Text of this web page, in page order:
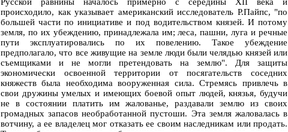
происходило, как указывает американский исследователь Р.Пайпс, "по
большей части по инициативе и под водительством князей. И потому
земля, по их убеждению, принадлежала им; леса, пашни, луга и речные
пути эксплуатировались по их повелению. Такое убеждение
предполагало, что все живущие на земле люди были челядью князей или
съемщиками и не могли претендовать на землю". Для защиты
экономически освоенной территории от посягательств соседних
княжеств была необходима вооруженная сила. Стремясь привлечь в
свои дружины умелых и имеющих боевой опыт людей, князья, будучи
не в состоянии платить им жалованье, раздавали землю из своих
громадных запасов необработанной пустоши. Эта земля жаловалась в
вотчину, а ее владелец мог отказать ее своим наследникам или продать.